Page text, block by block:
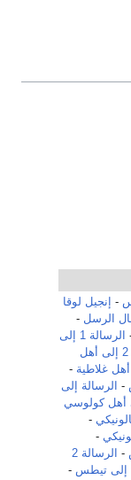
-
إنجيل لوقا
الرسل -
الرسالة 1 إلى
الرسالة 2 إلى أهل
أهل غلاطية -
-
الرسالة إلى
أهل كولوسي
-
-
-
الرسالة 2
إلى تيطس -